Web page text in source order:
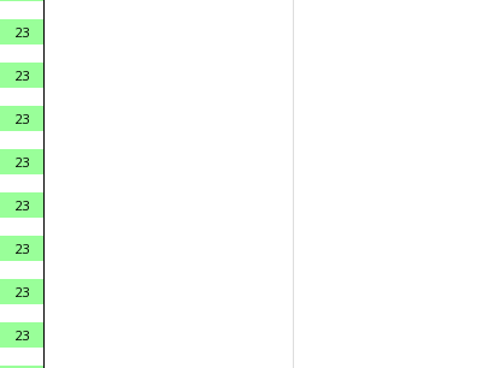
23
23
23
23
23
23
23
23